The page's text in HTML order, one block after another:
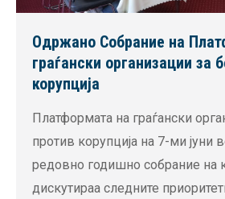
Одржано Собрание на
граѓански организации за
корупција
Платформата на граѓански
против корупција на 7-ми јуни
редовно годишно собрание на
дискутираа следните